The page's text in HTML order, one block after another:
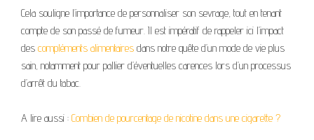
Cela souligne l’importance de personnaliser son sevrage, tout en tenant
compte de son passé de fumeur. Il est impératif de rappeler ici l’impact
des compléments alimentaires dans notre quête d’un mode de vie plus
sain, notamment pour pallier d’éventuelles carences lors d’un processus
d’arrêt du tabac.
A lire aussi : Combien de pourcentage de nicotine dans une cigarette ?